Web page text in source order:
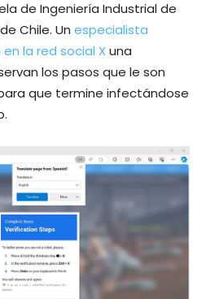
de Ingeniería Industrial de
Chile. Un especialista
la red social Xuna
los pasos que le son
que termine infectándose